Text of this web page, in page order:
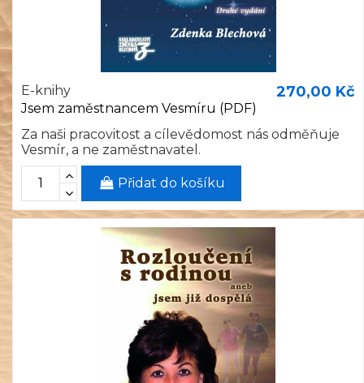
E-knihy
Jsem zaměstnancem Vesmíru (PDF)
270,00 Kč
Za naši pracovitost a cílevědomost nás odměňuje
Vesmír, a ne zaměstnavatel.
Přidat do košíku